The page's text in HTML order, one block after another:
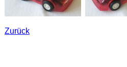
Zurück